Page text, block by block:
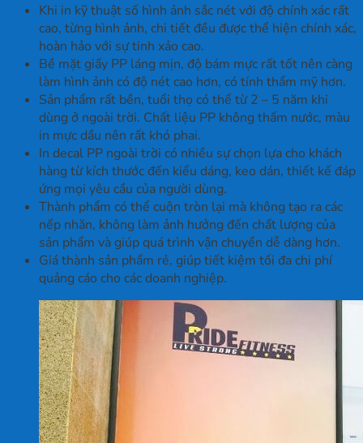
Khi in kỹ thuật số hình ảnh sắc nét với độ chính xác rất
cao, từng hình ảnh, chi tiết đều được thể hiện chính xác,
hoàn hảo với sự tinh xảo cao.
Bề mặt giấy PP láng mịn, độ bám mực rất tốt nên càng
làm hình ảnh có độ nét cao hơn, có tính thẩm mỹ hơn.
Sản phẩm rất bền, tuổi thọ có thể từ 2 – 5 năm khi
dùng ở ngoài trời. Chất liệu PP không thấm nước, màu
in mực dầu nên rất khó phai.
In decal PP ngoài trời có nhiều sự chọn lựa cho khách
hàng từ kích thước đến kiểu dáng, keo dán, thiết kế đáp
ứng mọi yêu cầu của người dùng.
Thành phẩm có thể cuộn tròn lại mà không tạo ra các
nếp nhăn, không làm ảnh hưởng đến chất lượng của
sản phẩm và giúp quá trình vận chuyển dễ dàng hơn.
Giá thành sản phẩm rẻ, giúp tiết kiệm tối đa chi phí
quảng cáo cho các doanh nghiệp.